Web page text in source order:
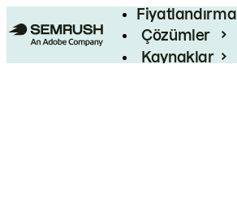
Fiyatlandırma
Çözümler
Kaynaklar